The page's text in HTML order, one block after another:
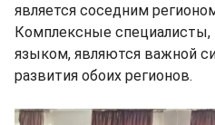
является соседним
Комплексные
языком, являются важной
развития обоих регионов.